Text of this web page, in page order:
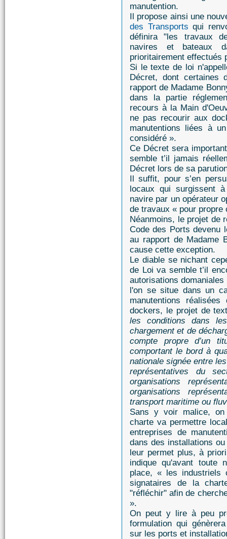
manutention.
Il propose ainsi une
des Transports qui
définira "les travaux
navires et bateaux
prioritairement effectués
Si le texte de loi
Décret, dont certaines
rapport de Madame
dans la partie
recours à la Main
ne pas recourir aux
manutentions liées à
considéré ».
Ce Décret sera
semble t’il jamais
Décret lors de sa
Il suffit, pour s’en
locaux qui surgissent
navire par un opérateur
de travaux « pour propre
Néanmoins, le projet de
Code des Ports devenu
au rapport de Madame
cause cette exception.
Le diable se nichant
de Loi va semble t’il
autorisations
l'on se situe dans un
manutentions
dockers, le projet de
les conditions dans
chargement et de
compte propre d’un
comportant le bord à
nationale signée entre
représentatives du
organisations
organisations
transport maritime ou
Sans y voir malice, on
charte va permettre
entreprises de
dans des installations
leur permet plus, à
indique qu'avant toute
place, « les industriels
signataires de la
"réfléchir" afin de
».
On peut y lire à peu
formulation qui
sur les ports et